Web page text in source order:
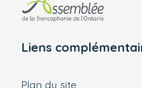
Liens
Plan du site